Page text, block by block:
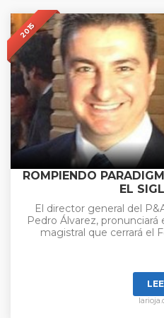
2015
ROMPIENDO
EL
El director general del
Pedro Álvarez,
magistral que cerrará el